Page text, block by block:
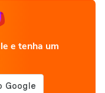
e tenha um